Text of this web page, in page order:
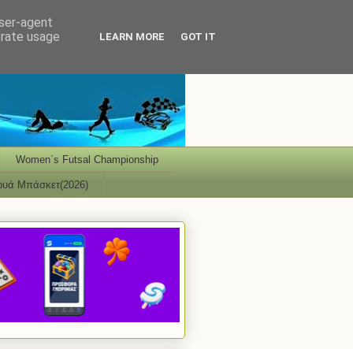
Women΄s Futsal Championship
Μπάσκετ(2026)
agent
usage
LEARN MORE GOT IT